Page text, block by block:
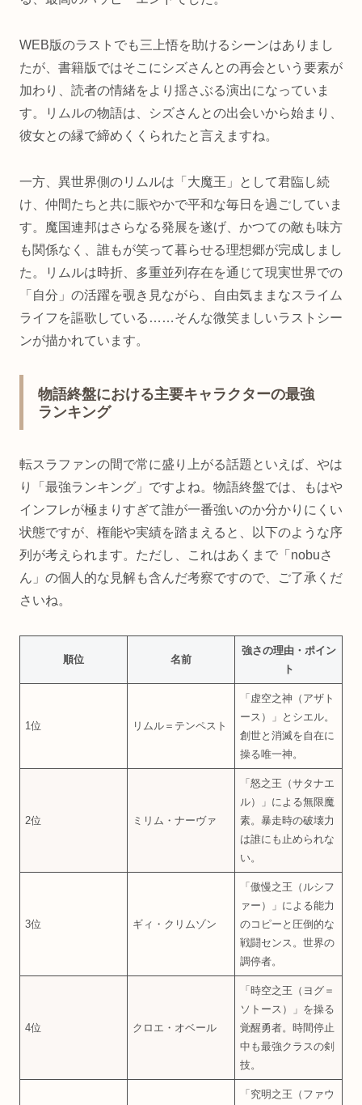
WEB版のラストでも三上悟を助けるシーンはありまし
たが、書籍版ではそこにシズさんとの再会という要素が
加わり、読者の情緒をより揺さぶる演出になっていま
す。リムルの物語は、シズさんとの出会いから始まり、
彼女との縁で締めくくられたと言えますね。
一方、異世界側のリムルは「大魔王」として君臨し続
け、仲間たちと共に賑やかで平和な毎日を過ごしていま
す。魔国連邦はさらなる発展を遂げ、かつての敵も味方
も関係なく、誰もが笑って暮らせる理想郷が完成しまし
た。リムルは時折、多重並列存在を通じて現実世界での
「自分」の活躍を覗き見ながら、自由気ままなスライム
ライフを謳歌している……そんな微笑ましいラストシー
ンが描かれています。
物語終盤における主要キャラクターの最強
ランキング
転スラファンの間で常に盛り上がる話題といえば、やは
り「最強ランキング」ですよね。物語終盤では、もはや
インフレが極まりすぎて誰が一番強いのか分かりにくい
状態ですが、権能や実績を踏まえると、以下のような序
列が考えられます。ただし、これはあくまで「nobuさ
ん」の個人的な見解も含んだ考察ですので、ご了承くだ
さいね。
順位 名前
強さの理由・ポイン
ト
1位 リムル＝テンペスト
「虚空之神（アザト
ース）」とシエル。
創世と消滅を自在に
操る唯一神。
2位 ミリム・ナーヴァ
「怒之王（サタナエ
ル）」による無限魔
素。暴走時の破壊力
は誰にも止められな
い。
3位 ギィ・クリムゾン
「傲慢之王（ルシフ
ァー）」による能力
のコピーと圧倒的な
戦闘センス。世界の
調停者。
4位 クロエ・オベール
「時空之王（ヨグ＝
ソトース）」を操る
覚醒勇者。時間停止
中も最強クラスの剣
技。
「究明之王（ファウ